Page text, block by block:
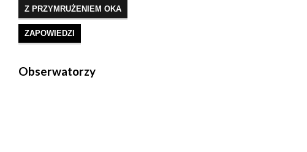
Z PRZYMRUŻENIEM OKA
ZAPOWIEDZI
Obserwatorzy